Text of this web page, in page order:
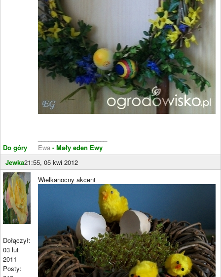
Do góry
Ewa - Mały eden Ewy
Jewka21:55, 05 kwi 2012
Dołączył:
03 lut
2011
Posty:
Wielkanocny akcent